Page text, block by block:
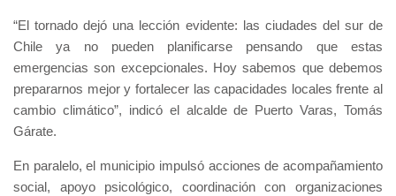
“El tornado dejó una lección evidente: las ciudades del sur de
Chile ya no pueden planificarse pensando que estas
emergencias son excepcionales. Hoy sabemos que debemos
prepararnos mejor y fortalecer las capacidades locales frente al
cambio climático”, indicó el alcalde de Puerto Varas, Tomás
Gárate.
En paralelo, el municipio impulsó acciones de acompañamiento
social, apoyo psicológico, coordinación con organizaciones